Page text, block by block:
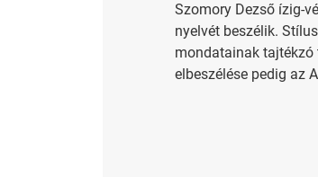
Szomory Dezső ízig-
nyelvét beszélik.
mondatainak tajtékzó
elbeszélése pedig az